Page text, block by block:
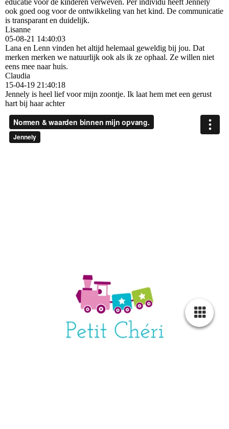
educatie voor de kinderen verweven. Per individu heeft Jennely
ook goed oog voor de ontwikkeling van het kind. De communicatie
is transparant en duidelijk.
Lisanne
05-08-21 14:40:03
Lana en Lenn vinden het altijd helemaal geweldig bij jou. Dat
merken merken we natuurlijk ook als ik ze ophaal. Ze willen niet
eens mee naar huis.
Claudia
15-04-19 21:40:18
Jennely is heel lief voor mijn zoontje. Ik laat hem met een gerust
hart bij haar achter